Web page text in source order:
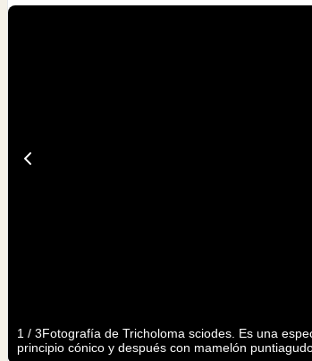
1 / 3Fotografía de Tricholoma sciodes. Es una
principio cónico y después con mamelón